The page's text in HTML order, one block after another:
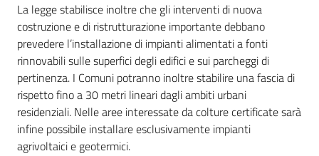
La legge stabilisce inoltre che gli interventi di nuova
costruzione e di ristrutturazione importante debbano
prevedere l’installazione di impianti alimentati a fonti
rinnovabili sulle superfici degli edifici e sui parcheggi di
pertinenza. I Comuni potranno inoltre stabilire una fascia di
rispetto fino a 30 metri lineari dagli ambiti urbani
residenziali. Nelle aree interessate da colture certificate sarà
infine possibile installare esclusivamente impianti
agrivoltaici e geotermici.